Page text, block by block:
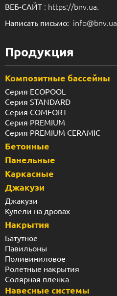
ВЕБ-САЙТ : https://bnv.ua.
Написать письмо: info@bnv.ua
Продукция
Композитные бассейны
Серия ECOPOOL
Серия STANDARD
Серия COMFORT
Серия PREMIUM
Серия PREMIUM CERAMIC
Бетонные
Панельные
Каркасные
Джакузи
Джакузи
Купели на дровах
Накрытия
Батутное
Павильоны
Поливиниловое
Ролетные накрытия
Солярная пленка
Навесные системы